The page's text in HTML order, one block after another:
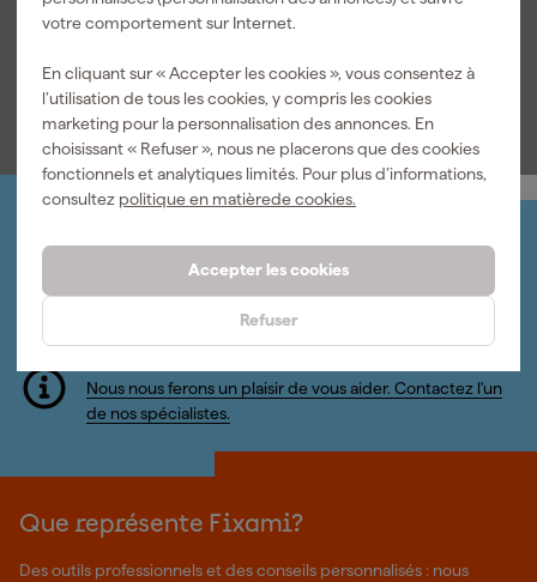
votre comportement sur Internet.
En cliquant sur « Accepter les cookies », vous consentez à
l’utilisation de tous les cookies, y compris les cookies
marketing pour la personnalisation des annonces. En
choisissant « Refuser », nous ne placerons que des cookies
fonctionnels et analytiques limités. Pour plus d’informations,
consultez politique en matièrede cookies.
Accepter les cookies
Refuser
1, 1
Connectez-vous et gérez vos commandes et vos
Nous nous ferons un plaisir de vous aider. Contactez l'un
de nos spécialistes.
Que représente Fixami?
Des outils professionnels et des conseils personnalisés : nous